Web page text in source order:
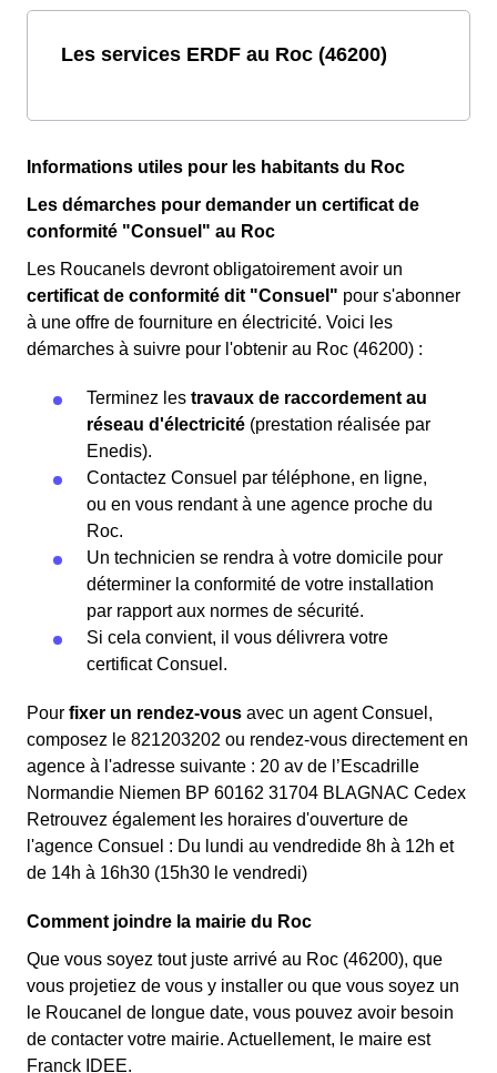
Les services ERDF au Roc (46200)
Informations utiles pour les habitants du Roc
Les démarches pour demander un certificat de
conformité "Consuel" au Roc
Les Roucanels devront obligatoirement avoir un
certificat de conformité dit "Consuel" pour s'abonner
à une offre de fourniture en électricité. Voici les
démarches à suivre pour l'obtenir au Roc (46200) :
Terminez les travaux de raccordement au
réseau d'électricité (prestation réalisée par
Enedis).
Contactez Consuel par téléphone, en ligne,
ou en vous rendant à une agence proche du
Roc.
Un technicien se rendra à votre domicile pour
déterminer la conformité de votre installation
par rapport aux normes de sécurité.
Si cela convient, il vous délivrera votre
certificat Consuel.
Pour fixer un rendez-vous avec un agent Consuel,
composez le 821203202 ou rendez-vous directement en
agence à l'adresse suivante : 20 av de l’Escadrille
Normandie Niemen BP 60162 31704 BLAGNAC Cedex
Retrouvez également les horaires d'ouverture de
l'agence Consuel : Du lundi au vendredide 8h à 12h et
de 14h à 16h30 (15h30 le vendredi)
Comment joindre la mairie du Roc
Que vous soyez tout juste arrivé au Roc (46200), que
vous projetiez de vous y installer ou que vous soyez un
le Roucanel de longue date, vous pouvez avoir besoin
de contacter votre mairie. Actuellement, le maire est
Franck IDEE.